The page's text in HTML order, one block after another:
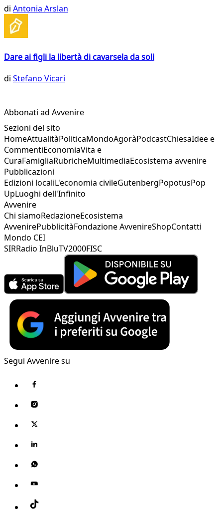
di Antonia Arslan
Dare ai figli la libertà di cavarsela da soli
di Stefano Vicari
Abbonati ad Avvenire
Sezioni del sito
HomeAttualitàPoliticaMondoAgoràPodcastChiesaIdee e
CommentiEconomiaVita e
CuraFamigliaRubricheMultimediaEcosistema avvenire
Pubblicazioni
Edizioni localiL'economia civileGutenbergPopotusPop
UpLuoghi dell'Infinito
Avvenire
Chi siamoRedazioneEcosistema
AvvenirePubblicitàFondazione AvvenireShopContatti
Mondo CEI
SIRRadio InBluTV2000FISC
Segui Avvenire su